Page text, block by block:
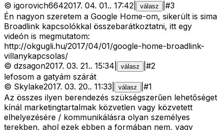
© igorovich6642017. 04. 01.. 17:42 válasz #3
Én nagyon szeretem a Google Home-om, sikerült is sima
Broadlink kapcsolókkal összebarátkoztatni, itt egy
videón is megmutatom:
http://okgugli.hu/2017/04/01/google-home-broadlink-
villanykapcsolas/
© dzsagon2017. 03. 21.. 15:34 válasz #2
lefosom a gatyám szárát
© Skylake2017. 03. 20.. 11:33 válasz #1
Az összes ilyen berendezés szükségszerűen lehetőséget
kínál marketingtartalmak közvetlen vagy közvetett
elhelyezésére / kommunikálásra olyan személyes
terekben, ahol ezek ebben a formában nem, vagy